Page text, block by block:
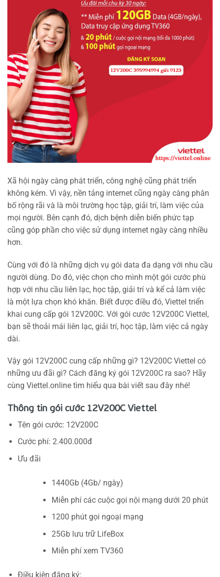
Xã hội ngày càng phát triển, công nghệ cũng phát triển
không kém. Vì vậy, nền tảng internet cũng ngày càng phân
bố rộng rãi và là môi trường học tập, giải trí, làm việc của
mọi người. Bên cạnh đó, dịch bệnh diễn biến phức tạp
cũng góp phần cho việc sử dụng internet ngày càng nhiều
hơn.
Cùng với đó là những dịch vụ gói data đa dạng với nhu cầu
người dùng. Do đó, việc chọn cho mình một gói cước phù
hợp với nhu cầu liên lạc, học tập, giải trí và kể cả làm việc
là một lựa chọn khó khăn. Biết được điều đó, Viettel triển
khai cung cấp gói 12V200C. Với gói cước 12V200C Viettel,
bạn sẽ thoải mái liên lạc, giải trí, học tập, làm việc cả ngày
dài.
Vậy gói 12V200C cung cấp những gì? 12V200C Viettel có
những ưu đãi gì? Cách đăng ký gói 12V200C ra sao? Hãy
cùng Viettel.online tìm hiểu qua bài viết sau đây nhé!
Thông tin gói cước 12V200C Viettel
Tên gói cước: 12V200C
Cước phí: 2.400.000đ
Ưu đãi
1440Gb (4Gb/ ngày)
Miễn phí các cuộc gọi nội mạng dưới 20 phút
1200 phút gọi ngoại mạng
25Gb lưu trữ LifeBox
Miễn phí xem TV360
Điều kiện đăng ký: